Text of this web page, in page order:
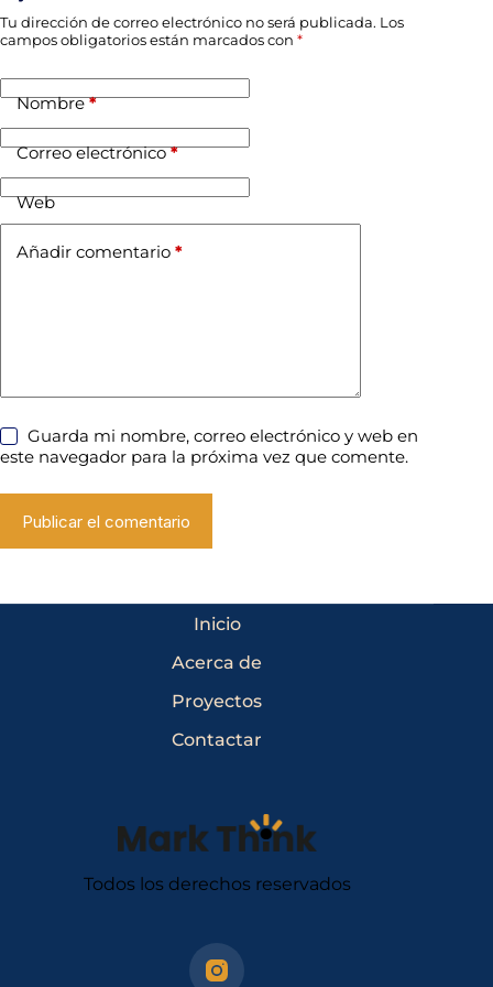
Tu dirección de correo electrónico no será publicada. Los
campos obligatorios están marcados con *
Nombre*
Correo electrónico*
Web
Añadir comentario *
Guarda mi nombre, correo electrónico y web en
este navegador para la próxima vez que comente.
Publicar el comentario
Inicio
Acerca de
Proyectos
Contactar
Todos los derechos reservados